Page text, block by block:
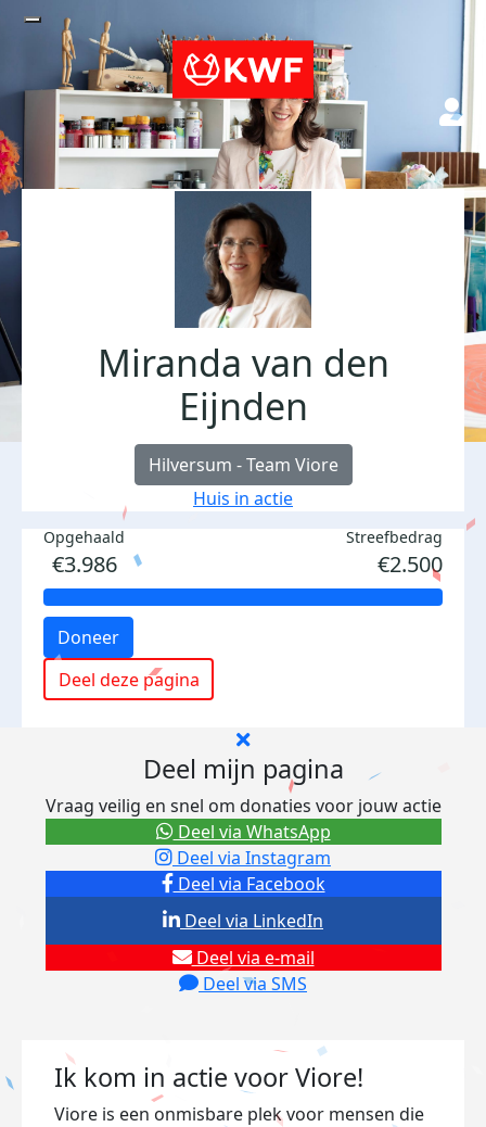
Miranda van den
Eijnden
Hilversum - Team Viore
Huis in actie
Opgehaald
€3.986
Streefbedrag
€2.500
Doneer
Deel deze pagina
Deel mijn pagina
Vraag veilig en snel om donaties voor jouw actie
Deel via Facebook
Deel via Instagram
Deel via e-mail
Deel via SMS
Deel via LinkedIn
Deel via WhatsApp
Ik kom in actie voor Viore!
Viore is een onmisbare plek voor mensen die